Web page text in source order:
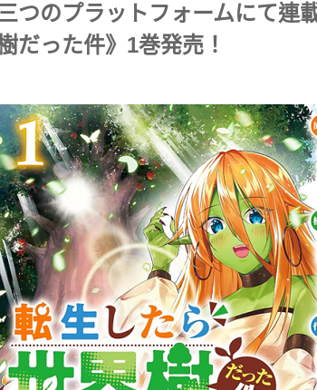
つのプラットフォームにて連
だった件》 1巻発売！